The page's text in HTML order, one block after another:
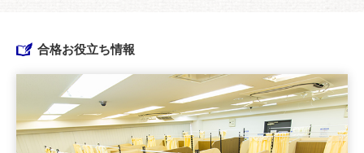
合格お役立ち情報